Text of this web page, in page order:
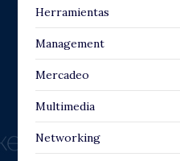
Herramientas
Management
Mercadeo
Multimedia
Networking